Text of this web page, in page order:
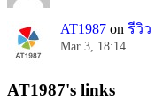
AT1987 on รีวิว
Mar 3, 18:14
AT1987's links